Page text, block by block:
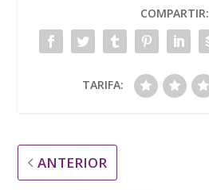
COMPARTIR:
TARIFA:
ANTERIOR